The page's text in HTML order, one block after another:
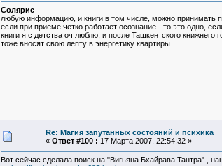
Солярис
любую информацию, и книги в том числе, можно принимать
если при приеме четко работает осознание - то это одно,
книги я с детства оч люблю, и после Ташкентского
тоже вносят свою лепту в энергетику квартиры...
Re: Магия запутанных состояний и психика
« Ответ #100 : 17 Марта 2007, 22:54:32 »
Вот сейчас сделала поиск на "Вигьяна Бхайрава Тантра" ,